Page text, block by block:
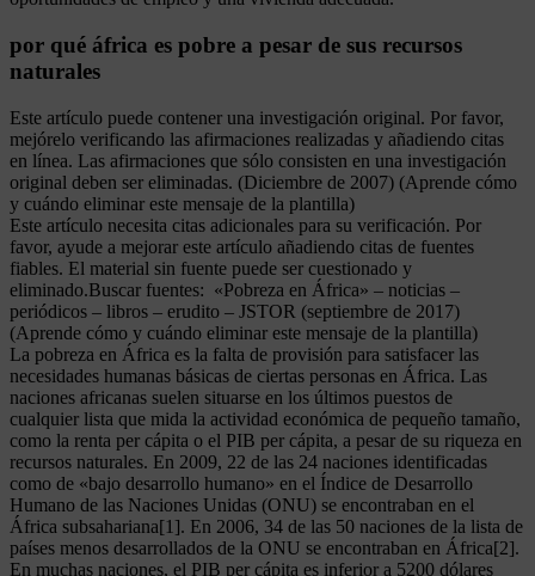
por qué áfrica es pobre a pesar de sus recursos
naturales
Este artículo puede contener una investigación original. Por favor,
mejórelo verificando las afirmaciones realizadas y añadiendo citas
en línea. Las afirmaciones que sólo consisten en una investigación
original deben ser eliminadas. (Diciembre de 2007) (Aprende cómo
y cuándo eliminar este mensaje de la plantilla)
Este artículo necesita citas adicionales para su verificación. Por
favor, ayude a mejorar este artículo añadiendo citas de fuentes
fiables. El material sin fuente puede ser cuestionado y
eliminado.Buscar fuentes: «Pobreza en África» – noticias –
periódicos – libros – erudito – JSTOR (septiembre de 2017)
(Aprende cómo y cuándo eliminar este mensaje de la plantilla)
La pobreza en África es la falta de provisión para satisfacer las
necesidades humanas básicas de ciertas personas en África. Las
naciones africanas suelen situarse en los últimos puestos de
cualquier lista que mida la actividad económica de pequeño tamaño,
como la renta per cápita o el PIB per cápita, a pesar de su riqueza en
recursos naturales. En 2009, 22 de las 24 naciones identificadas
como de «bajo desarrollo humano» en el Índice de Desarrollo
Humano de las Naciones Unidas (ONU) se encontraban en el
África subsahariana[1]. En 2006, 34 de las 50 naciones de la lista de
países menos desarrollados de la ONU se encontraban en África[2].
En muchas naciones, el PIB per cápita es inferior a 5200 dólares